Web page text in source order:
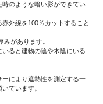
時のような暗い影ができてい
外線を100％カットすること
があります。
ると建物の陰や木陰にいる
により遮熱性を測定する一
ています。